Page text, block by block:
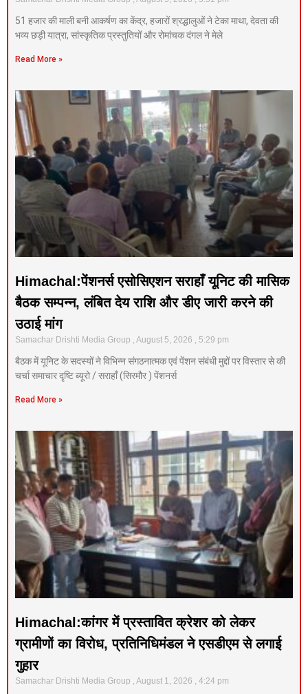
51 हजार की माली बनी आकर्षण का केंद्र, हजारों श्रद्धालुओं ने टेका माथा, देवता की
भव्य छड़ी यात्रा, सांस्कृतिक प्रस्तुतियों और रोमांचक दंगल ने मेले
Read More »
Himachal:पेंशनर्स एसोसिएशन सराहाँ यूनिट की मासिक
बैठक सम्पन्न, लंबित देय राशि और डीए जारी करने की
उठाई मांग
Samachar Drishti Media Group August 5, 2026 5:29 pm
बैठक में यूनिट के सदस्यों ने विभिन्न संगठनात्मक एवं पेंशन संबंधी मुद्दों पर विस्तार से की
चर्चा समाचार दृष्टि ब्यूरो / सराहाँ (सिरमौर ) पेंशनर्स
Read More »
Himachal:कांगर में प्रस्तावित क्रेशर को लेकर
ग्रामीणों का विरोध, प्रतिनिधिमंडल ने एसडीएम से लगाई
गुहार
Samachar Drishti Media Group August 1, 2026 4:24 pm